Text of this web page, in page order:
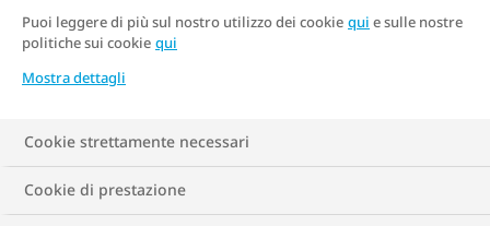
Puoi leggere di più sul nostro utilizzo dei cookie qui e sulle nostre
politiche sui cookie qui
Mostra dettagli
Cookie strettamente necessari
Cookie di prestazione